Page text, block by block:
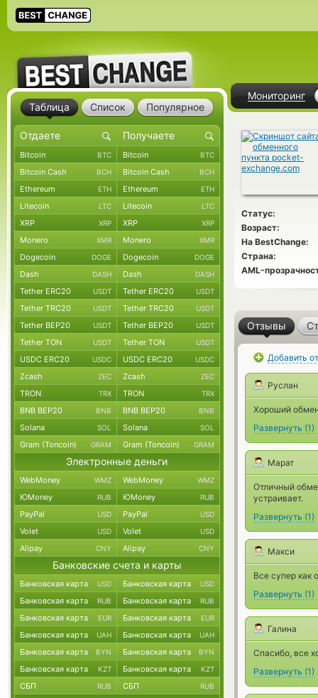
Мониторинг
Статус:
Возраст:
На BestChange:
Страна:
AML-
Отзывы
Добавить
Руслан
Хороший
Развернуть (1)
Марат
Отличный
устраивает.
Развернуть (1)
Макси
Все супер как
Развернуть (1)
Галина
Спасибо, все
Развернуть (1)
Таблица Список Популярное
Bitcoin BTC Bitcoin BTC
Bitcoin Cash BCH Bitcoin Cash BCH
Ethereum ETH Ethereum ETH
Litecoin LTC Litecoin LTC
XRP XRP XRP XRP
Monero XMR Monero XMR
Dogecoin DOGE Dogecoin DOGE
Dash DASH Dash DASH
Tether ERC20 USDT Tether ERC20 USDT
Tether TRC20 USDT Tether TRC20 USDT
Tether BEP20 USDT Tether BEP20 USDT
Tether TON USDT Tether TON USDT
USDC ERC20 USDC USDC ERC20 USDC
Zcash ZEC Zcash ZEC
TRON TRX TRON TRX
BNB BEP20 BNB BNB BEP20 BNB
Solana SOL Solana SOL
Gram (Toncoin) GRAM Gram (Toncoin) GRAM
Электронные деньги
WebMoney WMZ WebMoney WMZ
ЮMoney RUB ЮMoney RUB
PayPal USD PayPal USD
Volet USD Volet USD
Alipay CNY Alipay CNY
Банковские счета и карты
Банковская карта USD Банковская карта USD
Банковская карта RUB Банковская карта RUB
Банковская карта EUR Банковская карта EUR
Банковская карта UAH Банковская карта UAH
Банковская карта BYN Банковская карта BYN
Банковская карта KZT Банковская карта KZT
СБП RUB СБП RUB